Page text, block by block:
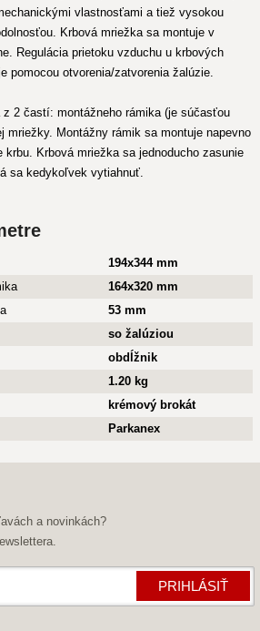
vlastnosťami a tiež vysokou
Krbová mriežka sa montuje v
Regulácia prietoku vzduchu u krbových
pomocou otvorenia/zatvorenia žalúzie.
z 2 častí: montážneho rámika (je súčasťou
mriežky. Montážny rámik sa montuje napevno
Krbová mriežka sa jednoducho zasunie
sa kedykoľvek vytiahnuť.
194x344 mm
164x320 mm
53 mm
so žalúziou
obdĺžnik
1.20 kg
krémový brokát
Parkanex
a novinkách?
PRIHLÁSIŤ